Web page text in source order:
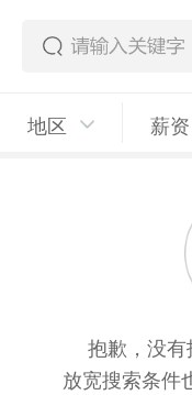
地区 薪资
抱歉，没有
放宽搜索条件